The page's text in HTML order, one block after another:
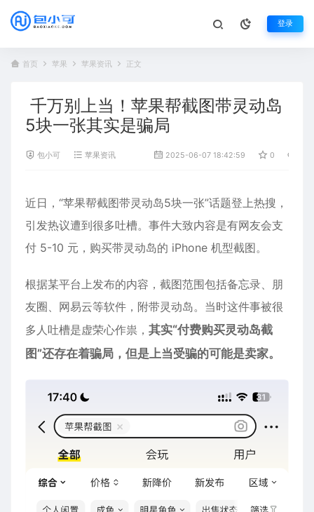
登录
首页 苹果 苹果资讯 正文
千万别上当！苹果帮截图带灵动岛
5块一张其实是骗局
包小可 苹果资讯 2025-06-07 18:42:59 0
近日，“苹果帮截图带灵动岛5块一张”话题登上热搜，
引发热议遭到很多吐槽。事件大致内容是有网友会支
付 5-10 元，购买带灵动岛的 iPhone 机型截图。
根据某平台上发布的内容，截图范围包括备忘录、朋
友圈、网易云等软件，附带灵动岛。当时这件事被很
多人吐槽是虚荣心作祟， 其实“付费购买灵动岛截
图”还存在着骗局，但是上当受骗的可能是卖家。